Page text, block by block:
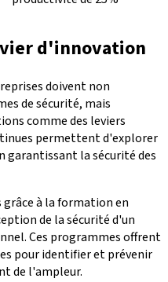
d'innovation
doivent non
de sécurité, mais
comme des leviers
permettent d'explorer
garantissant la sécurité des
grâce à la formation en
de la sécurité d'un
Ces programmes offrent
pour identifier et prévenir
de l'ampleur.